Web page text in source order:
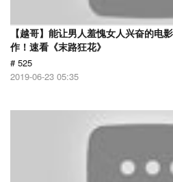
【越哥】能让男人羞愧女人兴奋的电
作！速看《末路狂花》
# 525
2019-06-23 05:35